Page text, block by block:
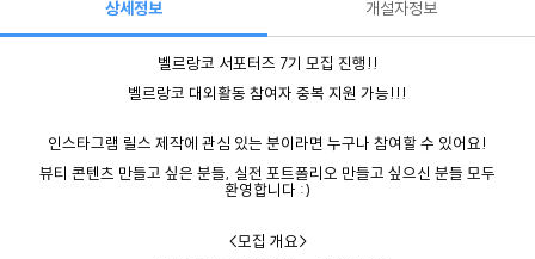
상세정보
벨르랑코 서포터즈 7기 모집 진행 !!
벨르랑코 대외활동 참여자 중복 지원 가능!!!
인스타그램 릴스 제작에 관심 있는 분이라면 누구나 참여할수 있어요!
뷰티 콘텐츠 만들고 싶은 분들, 실전 포트폴리오 만들고 싶으신 분들 모두
환영합니다 :)
<모집 개요>
개설자정보